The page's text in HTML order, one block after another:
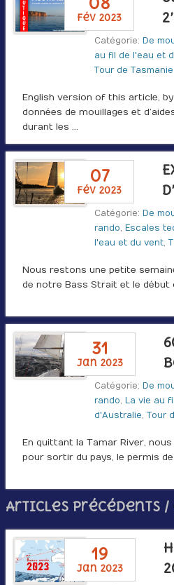
fév 2023
Catégorie: De
au fil de l'eau et
Tour de Tasmanie
English version of this article,
données de mouillages et
durant les …
07
fév 2023
Catégorie: De
rando, Escales
l'eau et du vent,
Nous restons une petite
de notre Bass Strait et le début
31
jan 2023
Catégorie: De
rando, La vie au
d'Australie, Tour
En quittant la Tamar River,
pour sortir du pays, le permis
Articles précédents /
19
jan 2023